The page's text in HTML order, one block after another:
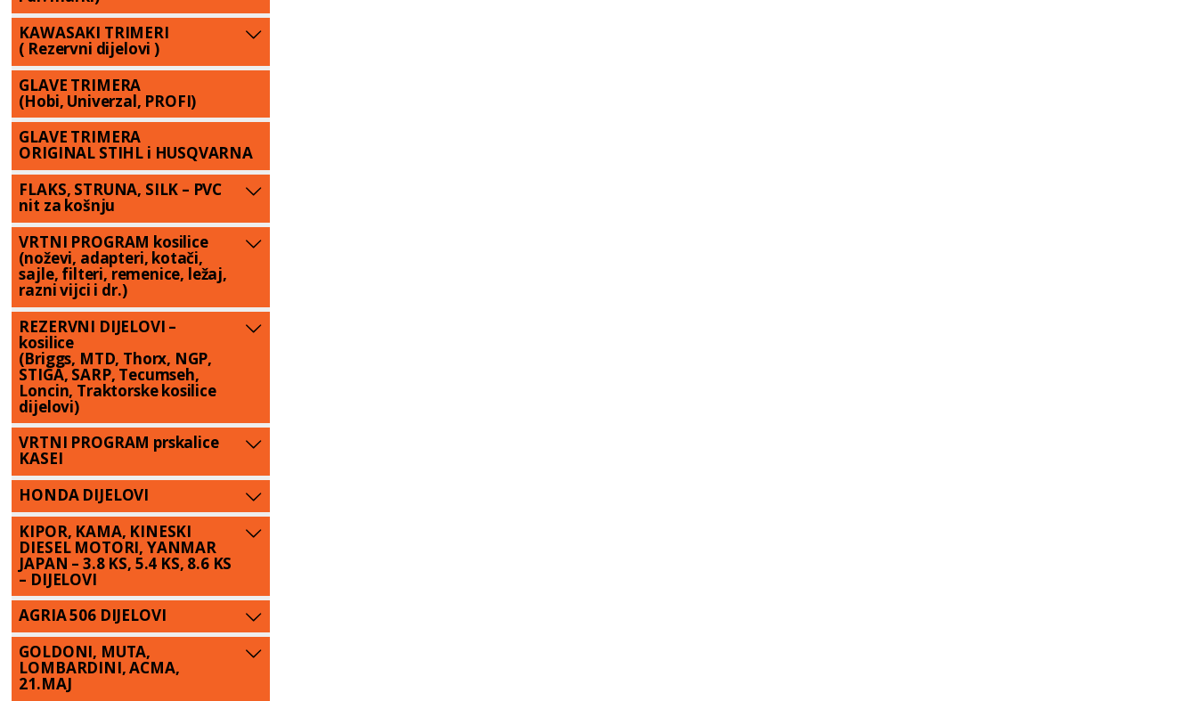
KAWASAKI TRIMERI
( Rezervni dijelovi )
GLAVE TRIMERA
(Hobi, Univerzal, PROFI)
GLAVE TRIMERA
ORIGINAL STIHL i HUSQVARNA
FLAKS, STRUNA, SILK – PVC
nit za košnju
VRTNI PROGRAM kosilice
(noževi, adapteri, kotači,
sajle, filteri, remenice, ležaj,
razni vijci i dr.)
REZERVNI DIJELOVI –
kosilice
(Briggs, MTD, Thorx, NGP,
STIGA, SARP, Tecumseh,
Loncin, Traktorske kosilice
dijelovi)
VRTNI PROGRAM prskalice
KASEI
HONDA DIJELOVI
KIPOR, KAMA, KINESKI
DIESEL MOTORI, YANMAR
JAPAN – 3.8 KS, 5.4 KS, 8.6 KS
– DIJELOVI
AGRIA 506 DIJELOVI
GOLDONI, MUTA,
LOMBARDINI, ACMA,
21.MAJ